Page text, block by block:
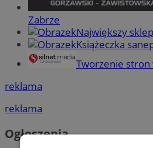
Zabrze
Największy
Książeczka
Tworzenie stron
reklama
reklama
Ogłoszenia